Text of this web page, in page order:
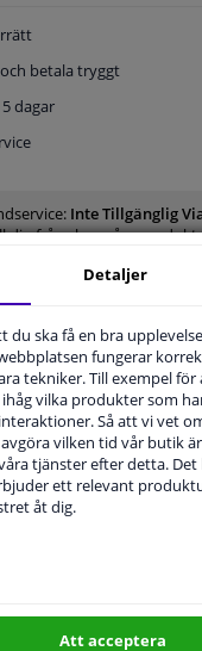
betala tryggt
dagar
Inte Tillgänglig
din fråga hos våra
garanti, Hitta
ellerVälj
SÖK
Detaljer
du ska få en bra
fungerar
tekniker. Till exempel
vilka produkter som
Så att vi vet
vilken tid vår butik
tjänster efter detta. Det
ett relevant
åt dig.
Att acceptera